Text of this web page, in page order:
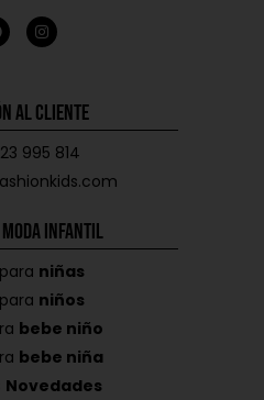
al Cliente
995 814
Moda Infantil
niñas
niños
bebe niño
bebe niña
Novedades